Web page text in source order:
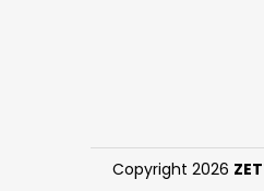
Copyright 2026